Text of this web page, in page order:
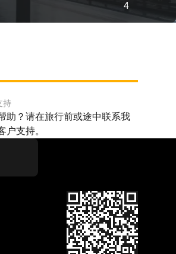
4
持
助？请在旅行前或途中联系我
户支持。